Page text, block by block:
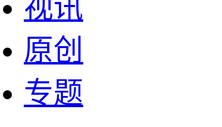
视讯
原创
专题